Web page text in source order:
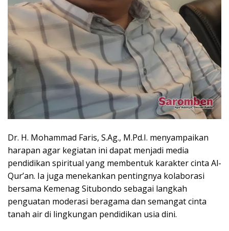
Dr. H. Mohammad Faris, S.Ag., M.Pd.I. menyampaikan
harapan agar kegiatan ini dapat menjadi media
pendidikan spiritual yang membentuk karakter cinta Al-
Qur’an. Ia juga menekankan pentingnya kolaborasi
bersama Kemenag Situbondo sebagai langkah
penguatan moderasi beragama dan semangat cinta
tanah air di lingkungan pendidikan usia dini.